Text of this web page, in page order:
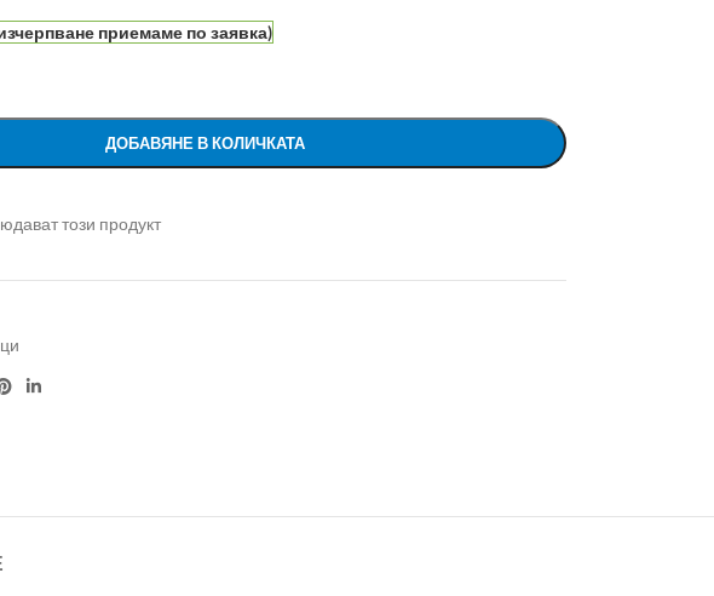
приемаме по заявка)
ДОБАВЯНЕ В КОЛИЧКАТА
този продукт